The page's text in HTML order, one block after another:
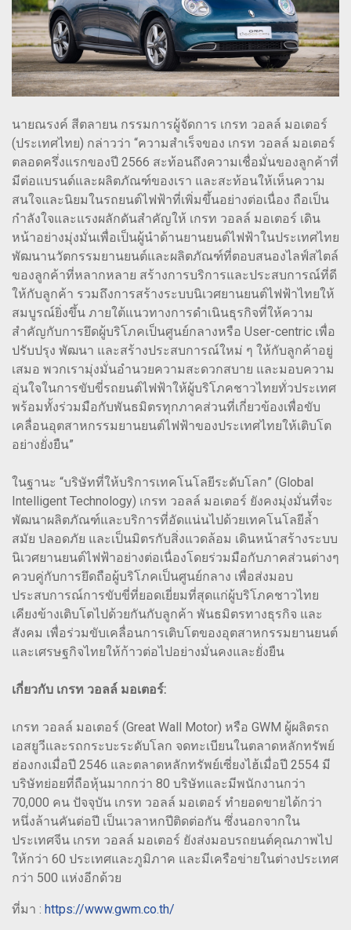
นายณรงค์ สีตลายน กรรมการผู้จัดการ เกรท วอลล์ มอเตอร์
(ประเทศไทย) กล่าวว่า “ความสำเร็จของ เกรท วอลล์ มอเตอร์
ตลอดครึ่งแรกของปี 2566 สะท้อนถึงความเชื่อมั่นของลูกค้าที่
มีต่อแบรนด์และผลิตภัณฑ์ของเรา และสะท้อนให้เห็นความ
สนใจและนิยมในรถยนต์ไฟฟ้าที่เพิ่มขึ้นอย่างต่อเนื่อง ถือเป็น
กำลังใจและแรงผลักดันสำคัญให้ เกรท วอลล์ มอเตอร์ เดิน
หน้าอย่างมุ่งมั่นเพื่อเป็นผู้นำด้านยานยนต์ไฟฟ้าในประเทศไทย
พัฒนานวัตกรรมยานยนต์และผลิตภัณฑ์ที่ตอบสนองไลฟ์สไตล์
ของลูกค้าที่หลากหลาย สร้างการบริการและประสบการณ์ที่ดี
ให้กับลูกค้า รวมถึงการสร้างระบบนิเวศยานยนต์ไฟฟ้าไทยให้
สมบูรณ์ยิ่งขึ้น ภายใต้แนวทางการดำเนินธุรกิจที่ให้ความ
สำคัญกับการยึดผู้บริโภคเป็นศูนย์กลางหรือ User-centric เพื่อ
ปรับปรุง พัฒนา และสร้างประสบการณ์ใหม่ ๆ ให้กับลูกค้าอยู่
เสมอ พวกเรามุ่งมั่นอำนวยความสะดวกสบาย และมอบความ
อุ่นใจในการขับขี่รถยนต์ไฟฟ้าให้ผู้บริโภคชาวไทยทั่วประเทศ
พร้อมทั้งร่วมมือกับพันธมิตรทุกภาคส่วนที่เกี่ยวข้องเพื่อขับ
เคลื่อนอุตสาหกรรมยานยนต์ไฟฟ้าของประเทศไทยให้เติบโต
อย่างยั่งยืน”
ในฐานะ “บริษัทที่ให้บริการเทคโนโลยีระดับโลก” (Global
Intelligent Technology) เกรท วอลล์ มอเตอร์ ยังคงมุ่งมั่นที่จะ
พัฒนาผลิตภัณฑ์และบริการที่อัดแน่นไปด้วยเทคโนโลยีล้ำ
สมัย ปลอดภัย และเป็นมิตรกับสิ่งแวดล้อม เดินหน้าสร้างระบบ
นิเวศยานยนต์ไฟฟ้าอย่างต่อเนื่องโดยร่วมมือกับภาคส่วนต่างๆ
ควบคู่กับการยึดถือผู้บริโภคเป็นศูนย์กลาง เพื่อส่งมอบ
ประสบการณ์การขับขี่ที่ยอดเยี่ยมที่สุดแก่ผู้บริโภคชาวไทย
เคียงข้างเติบโตไปด้วยกันกับลูกค้า พันธมิตรทางธุรกิจ และ
สังคม เพื่อร่วมขับเคลื่อนการเติบโตของอุตสาหกรรมยานยนต์
และเศรษฐกิจไทยให้ก้าวต่อไปอย่างมั่นคงและยั่งยืน
เกี่ยวกับ เกรท วอลล์ มอเตอร์:
เกรท วอลล์ มอเตอร์ (Great Wall Motor) หรือ GWM ผู้ผลิตรถ
เอสยูวีและรถกระบะระดับโลก จดทะเบียนในตลาดหลักทรัพย์
ฮ่องกงเมื่อปี 2546 และตลาดหลักทรัพย์เซี่ยงไฮ้เมื่อปี 2554 มี
บริษัทย่อยที่ถือหุ้นมากกว่า 80 บริษัทและมีพนักงานกว่า
70,000 คน ปัจจุบัน เกรท วอลล์ มอเตอร์ ทำยอดขายได้กว่า
หนึ่งล้านคันต่อปี เป็นเวลาหกปีติดต่อกัน ซึ่งนอกจากใน
ประเทศจีน เกรท วอลล์ มอเตอร์ ยังส่งมอบรถยนต์คุณภาพไป
ให้กว่า 60 ประเทศและภูมิภาค และมีเครือข่ายในต่างประเทศ
กว่า 500 แห่งอีกด้วย
ที่มา : https://www.gwm.co.th/